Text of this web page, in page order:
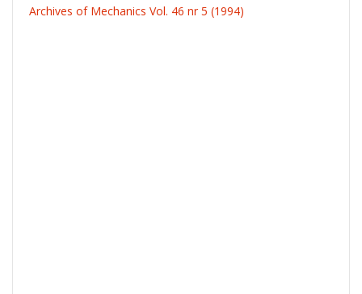
Archives of Mechanics Vol. 46 nr 5 (1994)